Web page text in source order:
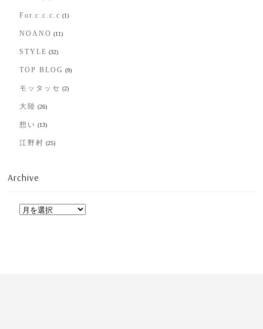
For.c.c.c.c (1)
NOANO (11)
STYLE (32)
TOP BLOG (9)
モッタッセ (2)
大陸 (26)
想い (13)
江野村 (25)
Archive